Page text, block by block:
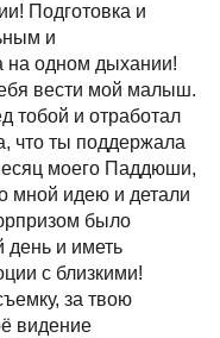
Подготовка и
и
на одном дыхании!
вести мой малыш.
тобой и отработал
что ты поддержала
моего Паддюши,
мной идею и детали
было
день и иметь
с близкими!
за твою
видение